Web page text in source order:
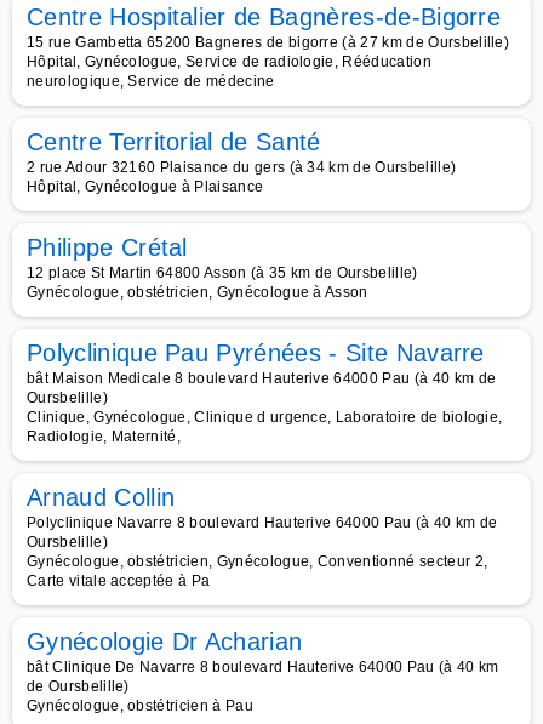
Centre Hospitalier de Bagnères-de-Bigorre
15 rue Gambetta 65200 Bagneres de bigorre (à 27 km de Oursbelille)
Hôpital, Gynécologue, Service de radiologie, Rééducation
neurologique, Service de médecine
Centre Territorial de Santé
2 rue Adour 32160 Plaisance du gers (à 34 km de Oursbelille)
Hôpital, Gynécologue à Plaisance
Philippe Crétal
12 place St Martin 64800 Asson (à 35 km de Oursbelille)
Gynécologue, obstétricien, Gynécologue à Asson
Polyclinique Pau Pyrénées - Site Navarre
bât Maison Medicale 8 boulevard Hauterive 64000 Pau (à 40 km de
Oursbelille)
Clinique, Gynécologue, Clinique d urgence, Laboratoire de biologie,
Radiologie, Maternité,
Arnaud Collin
Polyclinique Navarre 8 boulevard Hauterive 64000 Pau (à 40 km de
Oursbelille)
Gynécologue, obstétricien, Gynécologue, Conventionné secteur 2,
Carte vitale acceptée à Pa
Gynécologie Dr Acharian
bât Clinique De Navarre 8 boulevard Hauterive 64000 Pau (à 40 km
de Oursbelille)
Gynécologue, obstétricien à Pau